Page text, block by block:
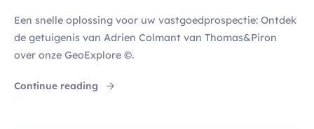
Een snelle oplossing voor uw vastgoedprospectie: Ontdek
de getuigenis van Adrien Colmant van Thomas&Piron
over onze GeoExplore ©.
Continue reading "GeoExplore © : Een revolutie voor